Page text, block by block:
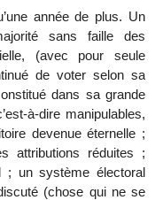
année de plus. Un
sans faille des
(avec pour seule
de voter selon sa
dans sa grande
à-dire manipulables,
devenue éternelle ;
attributions réduites ;
; un système électoral
(chose qui ne se